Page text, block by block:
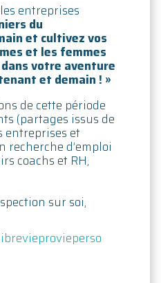
entreprises
du
et cultivez vos
et les femmes
votre aventure
et demain ! »
de cette période
(partages issus de
entreprises et
recherche d’emploi
coachs et RH,
sur soi,